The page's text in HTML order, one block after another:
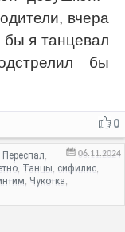
вчера
бы я танцевал
бы
0
06.11.2024
Переспал,
, Танцы, сифилис,
, Чукотка,